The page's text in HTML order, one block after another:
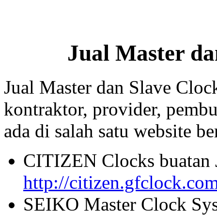
Jual Master
Jual Master dan Slave
kontraktor, provider,
ada di salah satu website
CITIZEN Clocks buatan
http://
SEIKO Master Clock